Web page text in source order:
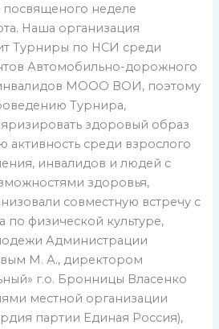
неделе
Наша организация
Турниры по НСИ среди
Автомобильно-дорожного
МООО ВОИ, поэтому
Турнира,
здоровый образ
активность среди взрослого
инвалидов и людей с
здоровья,
совместную встречу с
по физической культуре,
Администрации
М. А., директором
г.о. Бронницы Власенко
местной организации
партии Единая Россия),